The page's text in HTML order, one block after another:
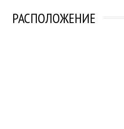
РАСПОЛОЖЕНИЕ